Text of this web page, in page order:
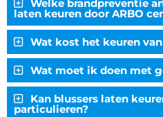
Welke brandpreventie
laten keuren door ARBO
Wat kost het keuren
Wat moet ik doen met
Kan blussers laten
particulieren?